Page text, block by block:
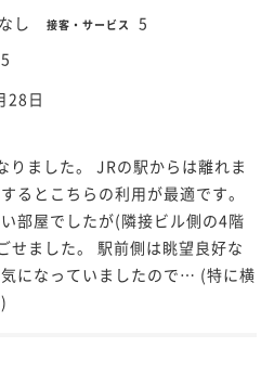
し 接客・サービス 5
5
28日
りました。 JRの駅からは離れま
るとこちらの利用が最適です。
部屋でしたが(隣接ビル側の4階
せました。 駅前側は眺望良好な
になっていましたので… (特に横